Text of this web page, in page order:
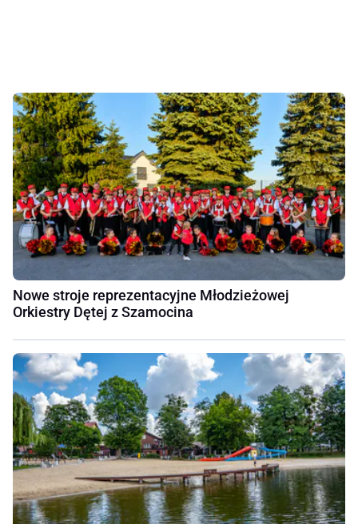
Nowe stroje reprezentacyjne Młodzieżowej
Orkiestry Dętej z Szamocina